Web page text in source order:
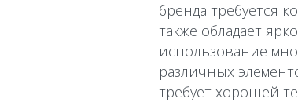
бренда требуется
также обладает
использование
различных
требует хорошей